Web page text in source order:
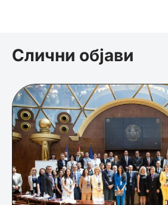
Слични објави